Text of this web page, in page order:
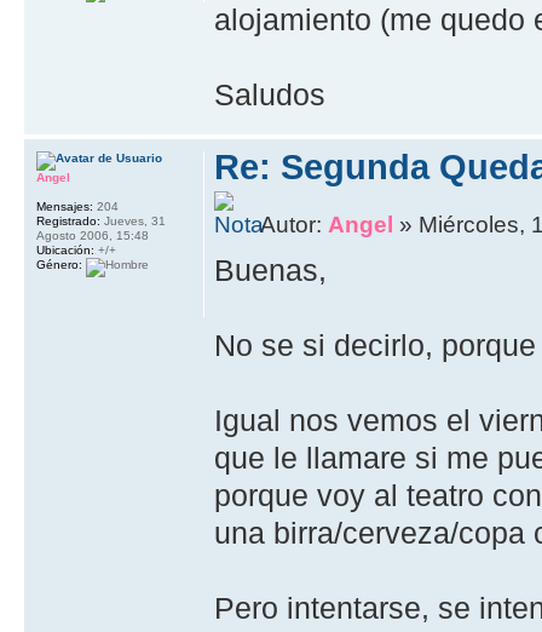
alojamiento (me quedo
Saludos
Re: Segunda
Autor:Angel » Miércoles,
Buenas,
No se si decirlo,
Igual nos vemos el
que le llamare si me
porque voy al teatro
una birra/cerveza/copa
Pero intentarse, se
Angel
Mensajes: 204
Registrado: Jueves, 31
Agosto 2006, 15:48
Ubicación: +/+
Género: